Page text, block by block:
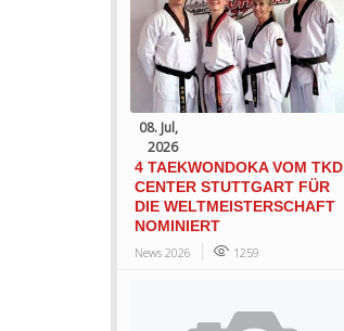
08. Jul,
2026
4 TAEKWONDOKA VOM TKD
CENTER STUTTGART FÜR
DIE WELTMEISTERSCHAFT
NOMINIERT
News 2026 1259